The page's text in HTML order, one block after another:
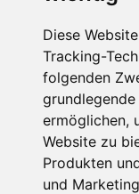
Diese
Tracking-
folgenden
ermöglichen,
Website zu
Produkten
und
Die
Muss für alle